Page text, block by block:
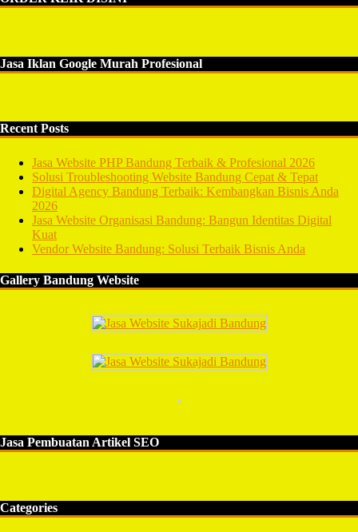
Jasa Iklan Google Murah Profesional
Recent Posts
Jasa Website PHP Bandung Terbaik & Profesional 2026
Solusi Troubleshooting Website Bandung Cepat & Tepat
Digital Agency Bandung Terbaik: Kembangkan Bisnis Anda
2026
Jasa Website Organisasi Bandung: Bangun Identitas Digital
Kuat
Vendor Website Bandung: Solusi Terbaik Bisnis Anda
Gallery Bandung Website
Jasa Pembuatan Artikel SEO
Categories